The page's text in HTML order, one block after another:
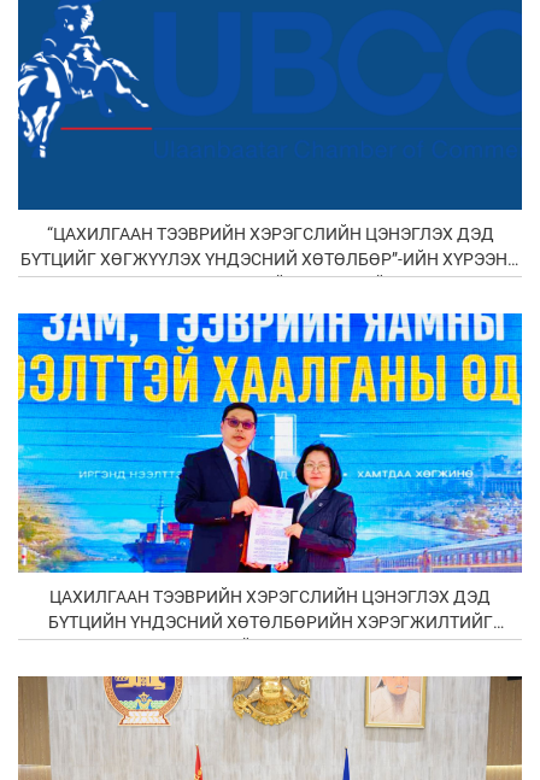
“ЦАХИЛГААН ТЭЭВРИЙН ХЭРЭГСЛИЙН ЦЭНЭГЛЭХ ДЭД
БҮТЦИЙГ ХӨГЖҮҮЛЭХ ҮНДЭСНИЙ ХӨТӨЛБӨР”-ИЙН ХҮРЭЭНД
СОНИРХОЛ” ХҮЛЭЭН АВЧ БАЙНА
ЦАХИЛГААН ТЭЭВРИЙН ХЭРЭГСЛИЙН ЦЭНЭГЛЭХ ДЭД
БҮТЦИЙН ҮНДЭСНИЙ ХӨТӨЛБӨРИЙН ХЭРЭГЖИЛТИЙГ